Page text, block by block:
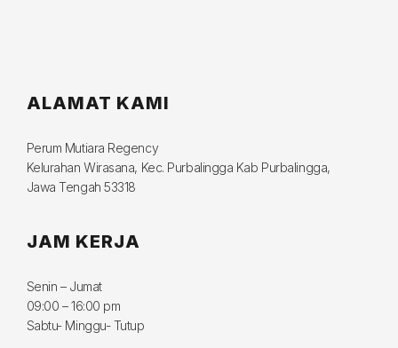
ALAMAT KAMI
Perum Mutiara Regency
Kelurahan Wirasana, Kec. Purbalingga Kab Purbalingga,
Jawa Tengah 53318
JAM KERJA
Senin – Jumat
09:00 – 16:00 pm
Sabtu- Minggu- Tutup